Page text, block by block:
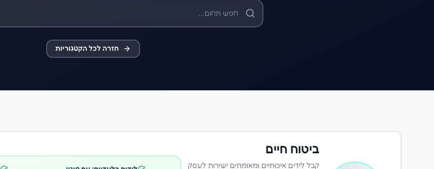
חזרה לכל הקטגוריות
ביטוח חיים
קבל לידים איכותיים ומאומתים ישירות לעסק